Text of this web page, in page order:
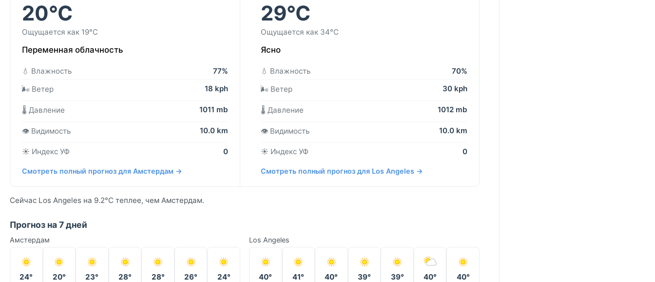
20°C
Ощущается как 19°C
Переменная облачность
💧 Влажность
77%
🌬️ Ветер
18 kph
🌡️ Давление 1011 mb
👁️ Видимость 10.0 km
☀️ Индекс УФ 0
Смотреть полный прогноз для Амстердам →
29°C
Ощущается как 34°C
Ясно
💧 Влажность
70%
🌬️ Ветер
30 kph
🌡️ Давление 1012 mb
👁️ Видимость 10.0 km
☀️ Индекс УФ 0
Смотреть полный прогноз для Los Angeles →
Сейчас Los Angeles на 9.2°C теплее, чем Амстердам.
Прогноз на 7 дней
Амстердам
24° 20° 23° 28° 28° 26° 24°
Los Angeles
40° 41° 40° 39° 39° 40° 40°